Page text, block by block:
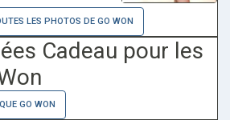
LES PHOTOS DE GO WON
Cadeau pour les
GO WON